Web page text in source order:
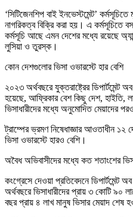
‘সিটিজেনশিপ বাই ইনভেস্টমেন্ট’
নাগরিকত্ব বিক্রি করা হয়। এ কর্মসূচিতে
কর্মসূচি আছে এমন দেশের মধ্যে রয়েছে
লুসিয়া ও তুরস্ক।
কোন দেশগুলোর ভিসা ওভারস্টে হার বেশি
২০২৩ অর্থবছরে যুক্তরাষ্ট্রের ডিপার্টমেন্ট
হয়েছে, আফ্রিকার বেশ কিছু দেশ, হাইতি,
ভিসাধারীদের মধ্যে অনুমোদিত মেয়াদের
ট্রাম্পের ভ্রমণ নিষেধাজ্ঞার আওতাধীন ১২
ভিসা ওভারস্টে হারও বেশি।
অবৈধ অভিবাসীদের মধ্যে কত শতাংশের
কংগ্রেসে দেওয়া প্রতিবেদনে ডিপার্টমেন্ট
অর্থবছরে ভিসাধারীদের প্রায় ৩ কোটি ৯০
বছর প্রায় ৪ লাখ মানুষ ভিসার মেয়াদ শেষ